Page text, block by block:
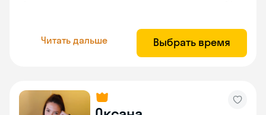
Читать дальше Выбрать время